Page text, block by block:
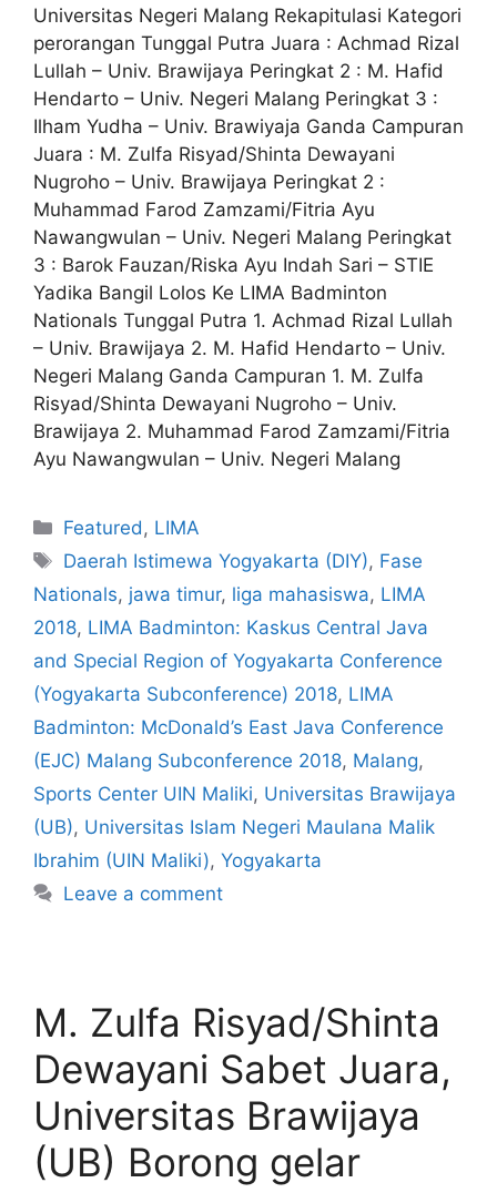
Universitas Negeri Malang Rekapitulasi Kategori
perorangan Tunggal Putra Juara : Achmad Rizal
Lullah – Univ. Brawijaya Peringkat 2 : M. Hafid
Hendarto – Univ. Negeri Malang Peringkat 3 :
Ilham Yudha – Univ. Brawiyaja Ganda Campuran
Juara : M. Zulfa Risyad/Shinta Dewayani
Nugroho – Univ. Brawijaya Peringkat 2 :
Muhammad Farod Zamzami/Fitria Ayu
Nawangwulan – Univ. Negeri Malang Peringkat
3 : Barok Fauzan/Riska Ayu Indah Sari – STIE
Yadika Bangil Lolos Ke LIMA Badminton
Nationals Tunggal Putra 1. Achmad Rizal Lullah
– Univ. Brawijaya 2. M. Hafid Hendarto – Univ.
Negeri Malang Ganda Campuran 1. M. Zulfa
Risyad/Shinta Dewayani Nugroho – Univ.
Brawijaya 2. Muhammad Farod Zamzami/Fitria
Ayu Nawangwulan – Univ. Negeri Malang
Featured , LIMA
Daerah Istimewa Yogyakarta (DIY), Fase
Nationals, jawa timur, liga mahasiswa, LIMA
2018, LIMA Badminton: Kaskus Central Java
and Special Region of Yogyakarta Conference
(Yogyakarta Subconference) 2018, LIMA
Badminton: McDonald’s East Java Conference
(EJC) Malang Subconference 2018, Malang,
Sports Center UIN Maliki, Universitas Brawijaya
(UB), Universitas Islam Negeri Maulana Malik
Ibrahim (UIN Maliki), Yogyakarta
Leave a comment
M. Zulfa Risyad/Shinta
Dewayani Sabet Juara,
Universitas Brawijaya
(UB) Borong gelar